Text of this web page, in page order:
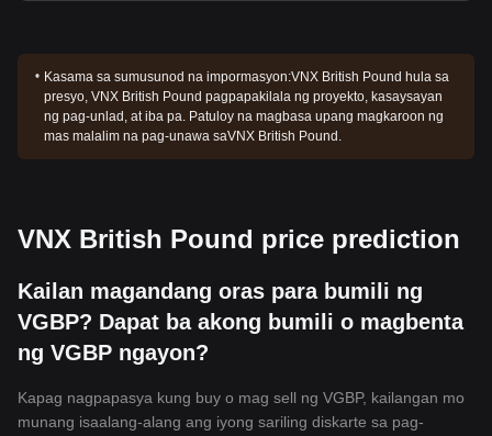
Kasama sa sumusunod na impormasyon:VNX British Pound hula sa
presyo, VNX British Pound pagpapakilala ng proyekto, kasaysayan
ng pag-unlad, at iba pa. Patuloy na magbasa upang magkaroon ng
mas malalim na pag-unawa saVNX British Pound.
VNX British Pound price prediction
Kailan magandang oras para bumili ng
VGBP? Dapat ba akong bumili o magbenta
ng VGBP ngayon?
Kapag nagpapasya kung buy o mag sell ng VGBP, kailangan mo
munang isaalang-alang ang iyong sariling diskarte sa pag-